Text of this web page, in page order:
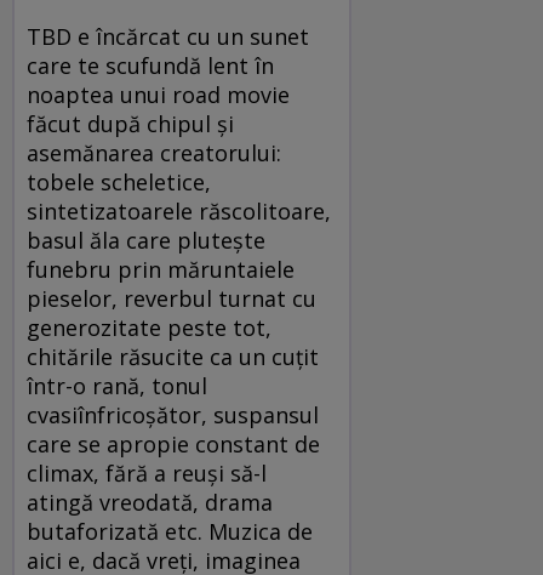
TBD e încărcat cu un sunet
care te scufundă lent în
noaptea unui road movie
făcut după chipul şi
asemănarea creatorului:
tobele scheletice,
sintetizatoarele răscolitoare,
basul ăla care pluteşte
funebru prin măruntaiele
pieselor, reverbul turnat cu
generozitate peste tot,
chitările răsucite ca un cuţit
într-o rană, tonul
cvasiînfricoşător, suspansul
care se apropie constant de
climax, fără a reuşi să-l
atingă vreodată, drama
butaforizată etc. Muzica de
aici e, dacă vreţi, imaginea